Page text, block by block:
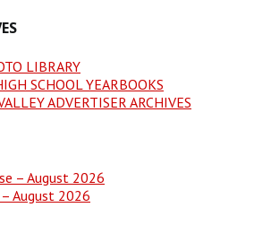
LIBRARY
SCHOOL YEARBOOKS
ADVERTISER ARCHIVES
August 2026